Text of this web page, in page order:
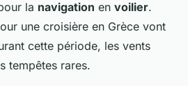
la navigation en voilier.
une croisière en Grèce vont
cette période, les vents
tempêtes rares.